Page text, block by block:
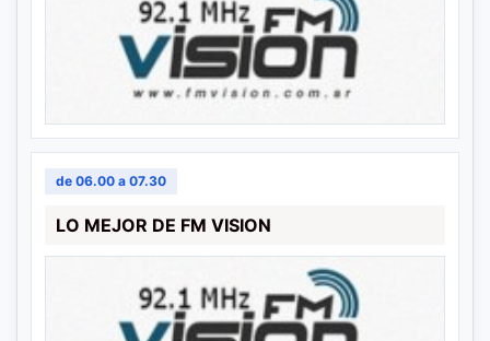
de 06.00 a 07.30
LO MEJOR DE FM VISION